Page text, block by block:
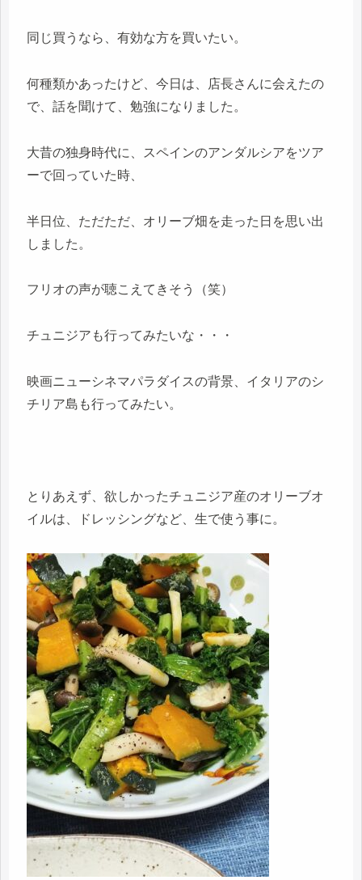
同じ買うなら、有効な方を買いたい。
何種類かあったけど、今日は、店長さんに会えたの
で、話を聞けて、勉強になりました。
大昔の独身時代に、スペインのアンダルシアをツア
ーで回っていた時、
半日位、ただただ、オリーブ畑を走った日を思い出
しました。
フリオの声が聴こえてきそう（笑）
チュニジアも行ってみたいな・・・
映画ニューシネマパラダイスの背景、イタリアのシ
チリア島も行ってみたい。
とりあえず、欲しかったチュニジア産のオリーブオ
イルは、ドレッシングなど、生で使う事に。